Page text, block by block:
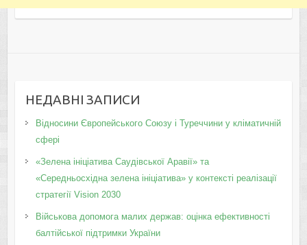
НЕДАВНІ ЗАПИСИ
Відносини Європейського Союзу і Туреччини у кліматичній
сфері
«Зелена ініціатива Саудівської Аравії» та
«Середньосхідна зелена ініціатива» у контексті реалізації
стратегії Vision 2030
Військова допомога малих держав: оцінка ефективності
балтійської підтримки України